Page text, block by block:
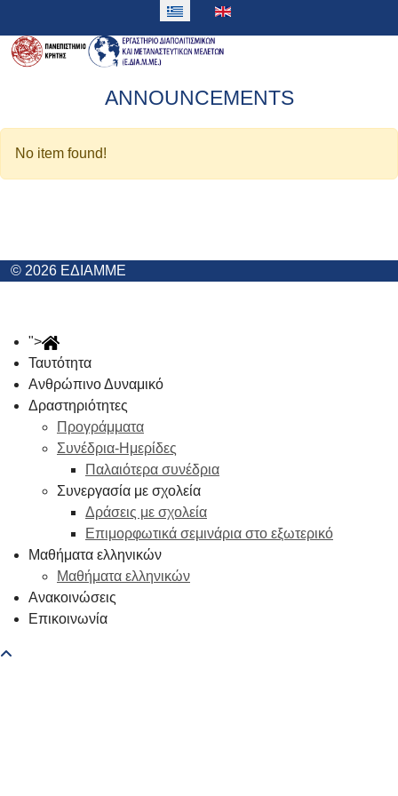
ANNOUNCEMENTS
No item found!
© 2026 ΕΔΙΑΜΜΕ
">
Ταυτότητα
Ανθρώπινο Δυναμικό
Δραστηριότητες
Προγράμματα
Συνέδρια-Ημερίδες
Παλαιότερα συνέδρια
Συνεργασία με σχολεία
Δράσεις με σχολεία
Επιμορφωτικά σεμινάρια στο εξωτερικό
Μαθήματα ελληνικών
Μαθήματα ελληνικών
Ανακοινώσεις
Επικοινωνία